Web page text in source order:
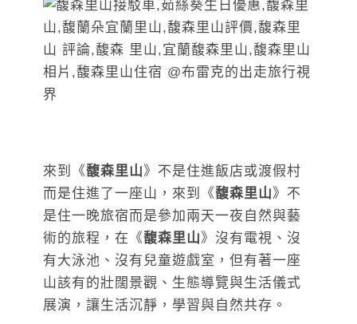
來到《馥森里山》不是住進飯店或渡假村
而是住進了一座山，來到《馥森里山》不
是住一晚旅宿而是參加兩天一夜自然與藝
術的旅程，在《馥森里山》沒有電視、沒
有大泳池、沒有兒童遊戲室，但有著一座
山該有的壯闊景觀、生態導覽與生活儀式
展演，讓生活沉靜，學習與自然共存。